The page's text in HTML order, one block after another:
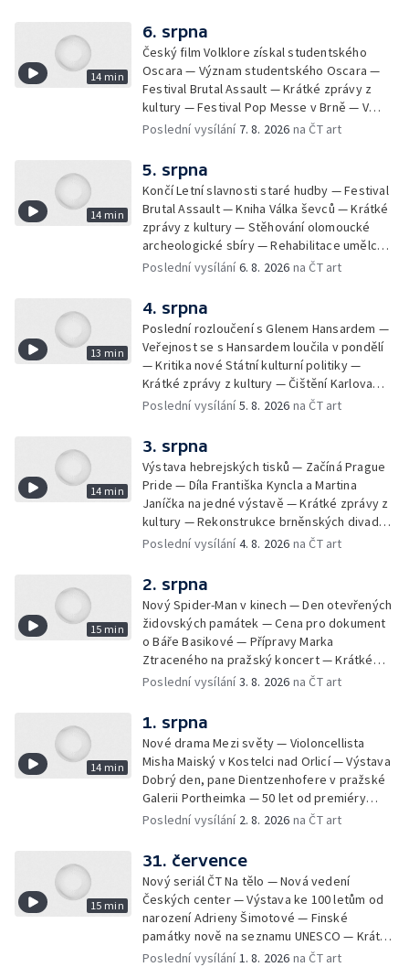
14 min
6. srpna
Český film Volklore získal studentského
Oscara — Význam studentského Oscara —
Festival Brutal Assault — Krátké zprávy z
kultury — Festival Pop Messe v Brně — V
Opavě promítají Odysseu z filmového pásu
Poslední vysílání 7. 8. 2026 na ČT art
14 min
5. srpna
Končí Letní slavnosti staré hudby — Festival
Brutal Assault — Kniha Válka ševců — Krátké
zprávy z kultury — Stěhování olomoucké
archeologické sbíry — Rehabilitace umělce
Milana Knížáka — Trailer na film Osamělý vlk
Poslední vysílání6. 8. 2026 na ČT art
13 min
4. srpna
Poslední rozloučení s Glenem Hansardem —
Veřejnost se s Hansardem loučila v pondělí
— Kritika nové Státní kulturní politiky —
Krátké zprávy z kultury — Čištění Karlova
mostu — Archeologický výzkum na
neslyšící
Poslední vysílání5. 8. 2026 na ČT art
14 min
3. srpna
Výstava hebrejských tisků — Začíná Prague
Pride — Díla Františka Kyncla a Martina
Janíčka na jedné výstavě — Krátké zprávy z
kultury — Rekonstrukce brněnských divadel
— Budoucnost Knihovny Václava Havla —
Kulturní tipy
Poslední vysílání4. 8. 2026 na ČT art
15 min
2. srpna
Nový Spider-Man v kinech — Den otevřených
židovských památek — Cena pro dokument
o Báře Basikové — Přípravy Marka
Ztraceného na pražský koncert — Krátké
zprávy z kultury — Nález historických
Poslední vysílání3. 8. 2026 na ČT art
14 min
1. srpna
Nové drama Mezi světy — Violoncellista
Misha Maiský v Kostelci nad Orlicí — Výstava
Dobrý den, pane Dientzenhofere v pražské
Galerii Portheimka — 50 let od premiéry
filmu Na samotě u lesa — Krátké zprávy z
Mercury
Poslední vysílání 2. 8. 2026 na ČT art
15 min
31. července
Nový seriál ČT Na tělo — Nová vedení
Českých center — Výstava ke 100 letům od
narození Adrieny Šimotové — Finské
památky nově na seznamu UNESCO — Krátké
zprávy z kultury — Začíná Jiráskův Hronov —
Poslední vysílání1. 8. 2026 na ČT art